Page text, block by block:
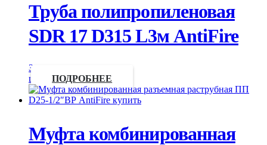
Труба полипропиленовая
SDR 17 D315 L3м AntiFire
Запросить
цену
ПОДРОБНЕЕ
Муфта комбинированная